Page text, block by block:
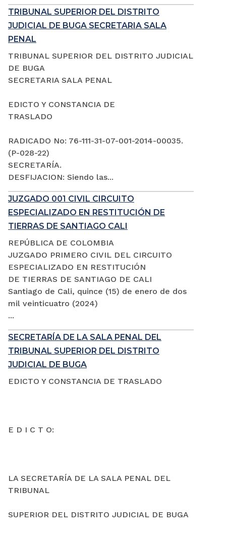
TRIBUNAL SUPERIOR DEL DISTRITO
JUDICIAL DE BUGA SECRETARIA SALA
PENAL
TRIBUNAL SUPERIOR DEL DISTRITO JUDICIAL
DE BUGA
SECRETARIA SALA PENAL
EDICTO Y CONSTANCIA DE
TRASLADO
RADICADO No: 76-111-31-07-001-2014-00035.
(P-028-22)
SECRETARÍA.
DESFIJACION: Siendo las...
JUZGADO 001 CIVIL CIRCUITO
ESPECIALIZADO EN RESTITUCIÓN DE
TIERRAS DE SANTIAGO CALI
REPÚBLICA DE COLOMBIA
JUZGADO PRIMERO CIVIL DEL CIRCUITO
ESPECIALIZADO EN RESTITUCIÓN
DE TIERRAS DE SANTIAGO DE CALI
Santiago de Cali, quince (15) de enero de dos
mil veinticuatro (2024)
...
SECRETARÍA DE LA SALA PENAL DEL
TRIBUNAL SUPERIOR DEL DISTRITO
JUDICIAL DE BUGA
EDICTO Y CONSTANCIA DE TRASLADO
E D I C T O:
LA SECRETARÍA DE LA SALA PENAL DEL
TRIBUNAL
SUPERIOR DEL DISTRITO JUDICIAL DE BUGA